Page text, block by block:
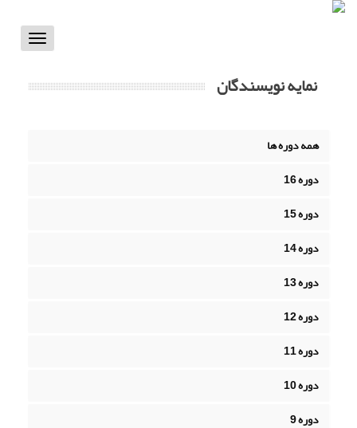
Toggle
نمایه نویسندگان
همه دوره ها
دوره 16
دوره 15
دوره 14
دوره 13
دوره 12
دوره 11
دوره 10
دوره 9